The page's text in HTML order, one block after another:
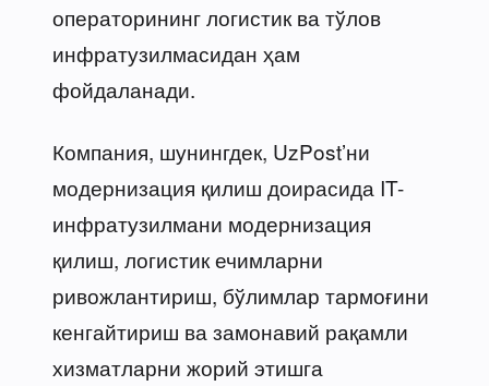
операторининг логистик ва тўлов
инфратузилмасидан ҳам
фойдаланади.
Компания, шунингдек, UzPost’ни
модернизация қилиш доирасида IT-
инфратузилмани модернизация
қилиш, логистик ечимларни
ривожлантириш, бўлимлар тармоғини
кенгайтириш ва замонавий рақамли
хизматларни жорий этишга